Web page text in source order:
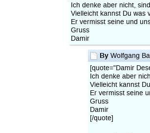
Ich denke aber nicht,
Vielleicht kannst Du was
Er vermisst seine und
Gruss
Damir
ByWolfgang
[quote="Damir
Ich denke aber
Vielleicht kannst
Er vermisst seine
Gruss
Damir
[/quote]